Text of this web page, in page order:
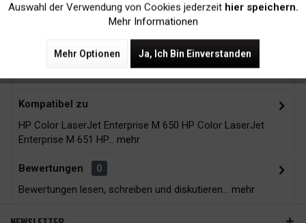
Kompatibel zu
HP Color LaserJet Enterprise M 650 HP Color LaserJet
Enterprise M 651 HP... mehr
Bewertungen
0
Bewertungen lesen, schreiben und diskutieren... mehr
Auswahl der Verwendung von Cookies jederzeit hier speichern.
Mehr Informationen
Mehr Optionen Ja, Ich Bin Einverstanden